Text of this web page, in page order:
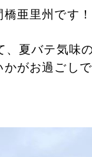
亜里州です！
夏バテ気味
がお過ごし